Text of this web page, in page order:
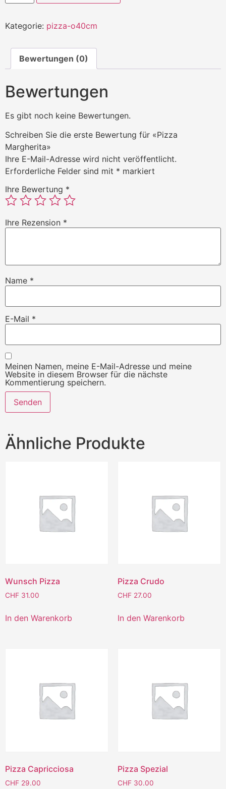
Kategorie: pizza-o40cm
Bewertungen (0)
Bewertungen
Es gibt noch keine Bewertungen.
Schreiben Sie die erste Bewertung für «Pizza
Margherita»
Ihre E-Mail-Adresse wird nicht veröffentlicht.
Erforderliche Felder sind mit * markiert
Ihre Bewertung *
Ihre Rezension *
Name *
E-Mail *
Meinen Namen, meine E-Mail-Adresse und meine
Website in diesem Browser für die nächste
Kommentierung speichern.
Ähnliche Produkte
Wunsch Pizza
CHF 31.00
In den Warenkorb
Pizza Crudo
CHF27.00
In den Warenkorb
Pizza Capricciosa
CHF 29.00
Pizza Spezial
CHF30.00